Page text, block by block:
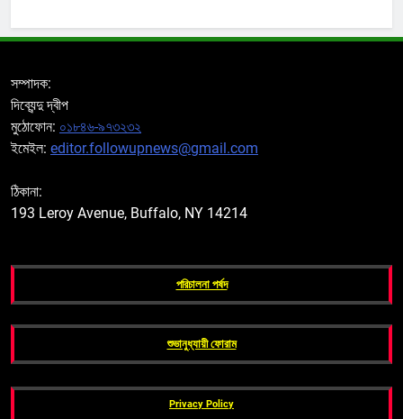
সম্পাদক:
দিব্যেন্দু দ্বীপ
মুঠোফোন: ০১৮৪৬-৯৭৩২৩২
ইমেইল: editor.followupnews@gmail.com
ঠিকানা:
193 Leroy Avenue, Buffalo, NY 14214
পরিচালনা পর্ষদ
শুভানুধ্যায়ী ফোরাম
Privacy Policy